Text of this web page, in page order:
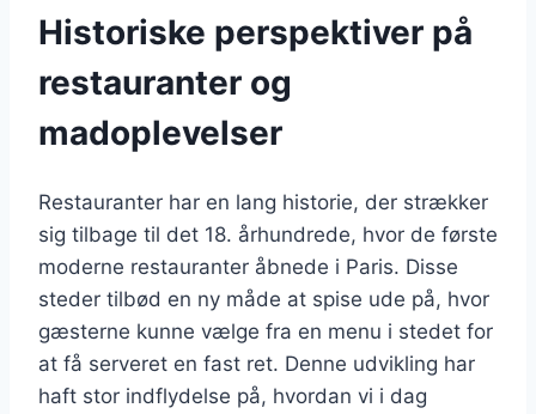
Historiske perspektiver på
restauranter og
madoplevelser
Restauranter har en lang historie, der strækker
sig tilbage til det 18. århundrede, hvor de første
moderne restauranter åbnede i Paris. Disse
steder tilbød en ny måde at spise ude på, hvor
gæsterne kunne vælge fra en menu i stedet for
at få serveret en fast ret. Denne udvikling har
haft stor indflydelse på, hvordan vi i dag